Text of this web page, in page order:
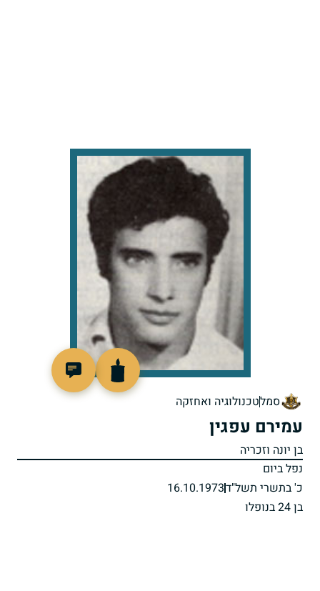
סמלטכנולוגיה ואחזקה
עמירם עפגין
בן יונה וזכריה
נפל ביום
כ' בתשרי תשל"ד16.10.1973
בן 24 בנופלו